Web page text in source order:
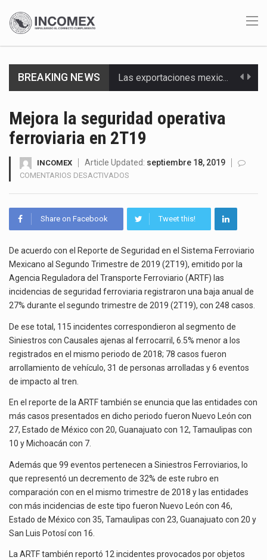
BREAKING NEWS Las exportaciones mexicanas de vehículos ligeros disminuyeron 9.67 % en julio a tasa anual, alcanzando…
Solo el 17.8 % de las empresas en México se considera totalmente preparada para la…
Los créditos fiscales determinados a empresas IMMEX rara vez nacen de una interpretación equivocada de…
La inversión fija bruta en México registró un aumento de 1.1% interanual en mayo de…
El gobierno de Estados Unidos anunciará un arancel del 15 % sobre los productos fabricados…
El Departamento de Agricultura de Estados Unidos (USDA) suspendió el 5 de agosto de 2026…
Mejora la seguridad operativa
ferroviaria en 2T19
INCOMEX Article Updated: septiembre 18, 2019
COMENTARIOS DESACTIVADOS
SEGURIDAD
OPERATIVA
EN
2T19
Share on Facebook Tweet this!
De acuerdo con el Reporte de Seguridad en el Sistema Ferroviario
Mexicano al Segundo Trimestre de 2019 (2T19), emitido por la
Agencia Reguladora del Transporte Ferroviario (ARTF) las
incidencias de seguridad ferroviaria registraron una baja anual de
27% durante el segundo trimestre de 2019 (2T19), con 248 casos.
De ese total, 115 incidentes correspondieron al segmento de
Siniestros con Causales ajenas al ferrocarril, 6.5% menor a los
registrados en el mismo periodo de 2018; 78 casos fueron
arrollamiento de vehículo, 31 de personas arrolladas y 6 eventos
de impacto al tren.
En el reporte de la ARTF también se enuncia que las entidades con
más casos presentados en dicho periodo fueron Nuevo León con
27, Estado de México con 20, Guanajuato con 12, Tamaulipas con
10 y Michoacán con 7.
Además que 99 eventos pertenecen a Siniestros Ferroviarios, lo
que representó un decremento de 32% de este rubro en
comparación con en el mismo trimestre de 2018 y las entidades
con más incidencias de este tipo fueron Nuevo León con 46,
Estado de México con 35, Tamaulipas con 23, Guanajuato con 20 y
San Luis Potosí con 16.
La ARTF también reportó 12 incidentes provocados por objetos